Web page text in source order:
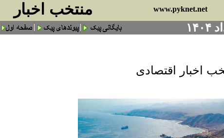
منتخب اخبار www.pyknet.net
اخبار اقتصادی